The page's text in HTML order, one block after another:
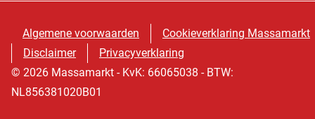
Algemene voorwaarden
Cookieverklaring Massamarkt
Disclaimer
Privacyverklaring
© 2026 Massamarkt - KvK: 66065038 - BTW:
NL856381020B01